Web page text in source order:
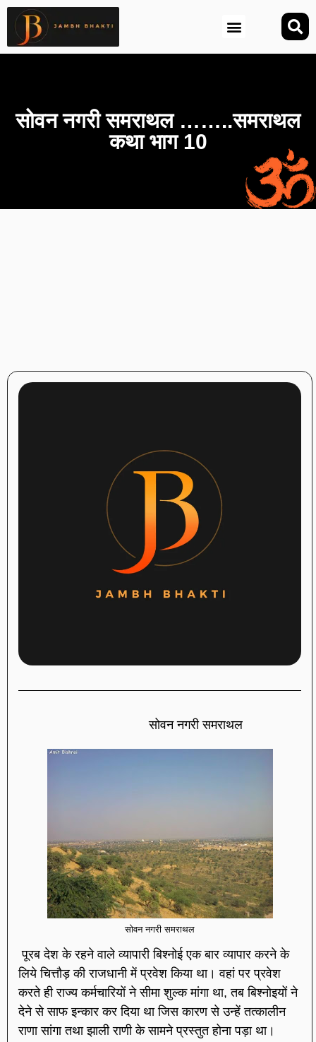
सोवन नगरी समराथल ……..समराथल
कथा भाग 10
सोवन नगरी समराथल
सोवन नगरी समराथल
पूरब देश के रहने वाले व्यापारी बिश्नोई एक बार व्यापार करने के
लिये चित्तौड़ की राजधानी में प्रवेश किया था। वहां पर प्रवेश
करते ही राज्य कर्मचारियों ने सीमा शुल्क मांगा था, तब बिश्नोइयों ने
देने से साफ इन्कार कर दिया था जिस कारण से उन्हें तत्कालीन
राणा सांगा तथा झाली राणी के सामने प्रस्तुत होना पड़ा था।